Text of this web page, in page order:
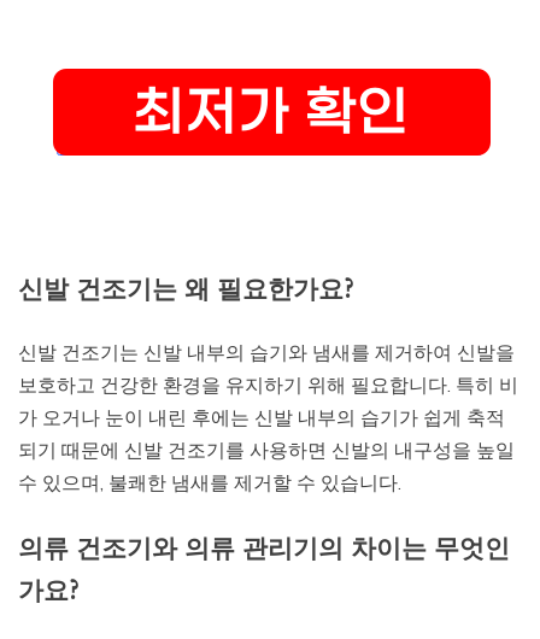
신발 건조기는 왜 필요한가요?
신발 건조기는 신발 내부의 습기와 냄새를 제거하여 신발을
보호하고 건강한 환경을 유지하기 위해 필요합니다. 특히 비
가 오거나 눈이 내린 후에는 신발 내부의 습기가 쉽게 축적
되기 때문에 신발 건조기를 사용하면 신발의 내구성을 높일
수 있으며, 불쾌한 냄새를 제거할 수 있습니다.
의류 건조기와 의류 관리기의 차이는 무엇인
가요?